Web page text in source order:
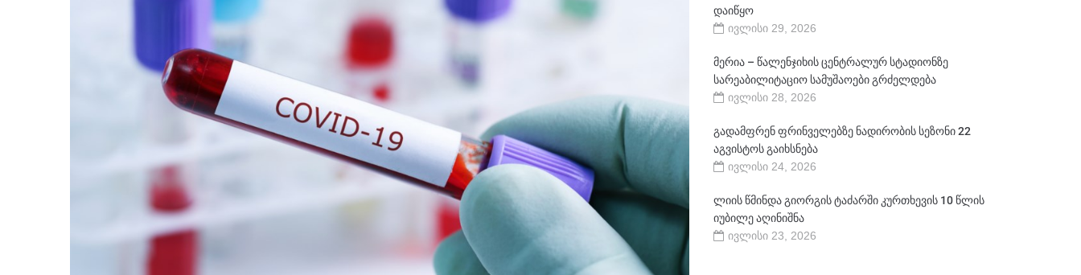
დაიწყო
ივლისი 29, 2026
მერია – წალენჯიხის ცენტრალურ სტადიონზე
სარეაბილიტაციო სამუშაოები გრძელდება
ივლისი 28, 2026
გადამფრენ ფრინველებზე ნადირობის სეზონი 22
აგვისტოს გაიხსნება
ივლისი 24, 2026
ლიის წმინდა გიორგის ტაძარში კურთხევის 10 წლის
იუბილე აღინიშნა
ივლისი 23, 2026